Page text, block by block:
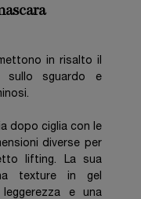
in risalto il
sullo sguardo e
dopo ciglia con le
diverse per
lifting. La sua
texture in gel
e una